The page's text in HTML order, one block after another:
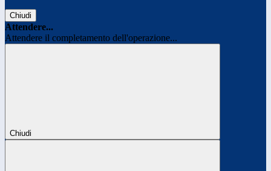
Chiudi
Attendere...
Attendere il completamento dell'operazione...
Chiudi